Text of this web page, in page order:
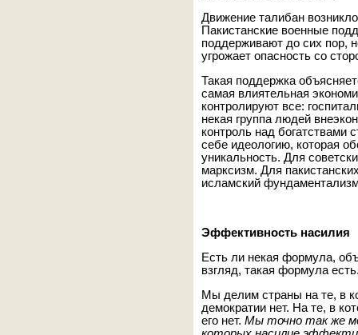
Движение талибан
Пакистанские военные
поддерживают до сих пор,
угрожает опасность со
Такая поддержка
самая влиятельная
контролируют все:
некая группа людей
контроль над богатствами
себе идеологию, которая
уникальность. Для
марксизм. Для
исламский
Эффективность насилия
Есть ли некая формула,
взгляд, такая формула
Мы делим страны на те, в
демократии нет. На те, в
его нет. Мы точно так же